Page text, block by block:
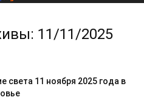
11/11/2025
света 11 ноября 2025 года в